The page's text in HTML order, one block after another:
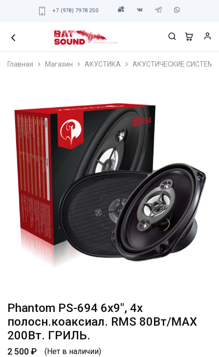
+7 (978) 7978 250
Главная Магазин АКУСТИКА АКУСТИЧЕСКИЕ СИСТЕМЫ
Phantom PS-694 6х9″, 4х
полосн.коаксиал. RMS 80Вт/МАХ
200Вт. ГРИЛЬ.
2 500₽ (Нет в наличии)